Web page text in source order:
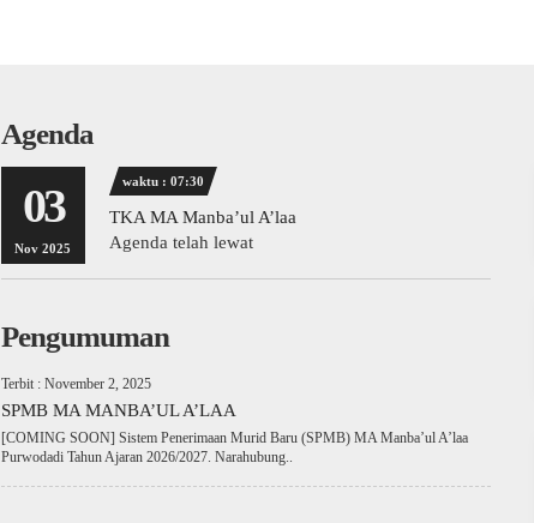
Agenda
03
Nov 2025
waktu : 07:30
TKA MA Manba’ul A’laa
Agenda telah lewat
Pengumuman
Terbit : November 2, 2025
SPMB MA MANBA’UL A’LAA
[COMING SOON] Sistem Penerimaan Murid Baru (SPMB) MA Manba’ul A’laa
Purwodadi Tahun Ajaran 2026/2027. Narahubung..